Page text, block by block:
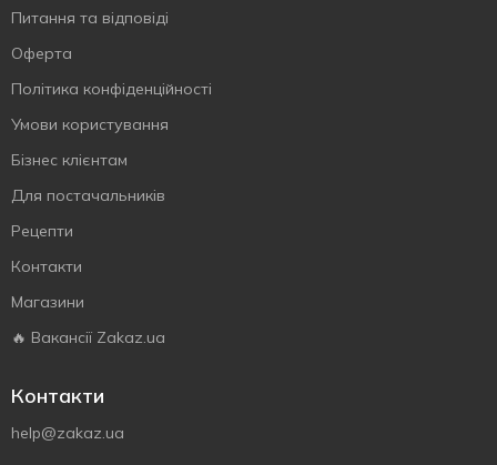
Питання та відповіді
Оферта
Політика конфіденційності
Умови користування
Бізнес клієнтам
Для постачальників
Рецепти
Контакти
Магазини
🔥 Вакансії Zakaz.ua
Контакти
help@zakaz.ua